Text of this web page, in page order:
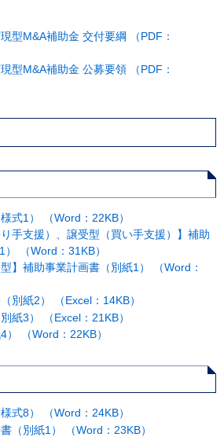
型M&A補助金 交付要綱 （PDF：
型M&A補助金 公募要領 （PDF：
式1） （Word：22KB）
り手支援）、譲受型（買い手支援）】補助
（Word：31KB）
型】補助事業計画書（別紙1） （Word：
別紙2） （Excel：14KB）
紙3） （Excel：21KB）
） （Word：22KB）
式8） （Word：24KB）
（別紙1） （Word：23KB）